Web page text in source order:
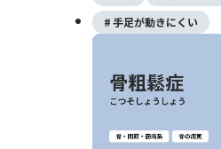
ます。適切な初期対応とリ
となります。
手足が動きにくい